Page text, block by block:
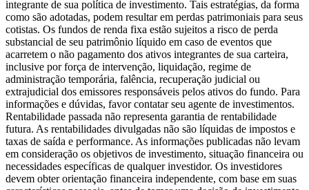
integrante de sua política de investimento. Tais estratégias, da forma
como são adotadas, podem resultar em perdas patrimoniais para seus
cotistas. Os fundos de renda fixa estão sujeitos a risco de perda
substancial de seu patrimônio líquido em caso de eventos que
acarretem o não pagamento dos ativos integrantes de sua carteira,
inclusive por força de intervenção, liquidação, regime de
administração temporária, falência, recuperação judicial ou
extrajudicial dos emissores responsáveis pelos ativos do fundo. Para
informações e dúvidas, favor contatar seu agente de investimentos.
Rentabilidade passada não representa garantia de rentabilidade
futura. As rentabilidades divulgadas não são líquidas de impostos e
taxas de saída e performance. As informações publicadas não levam
em consideração os objetivos de investimento, situação financeira ou
necessidades específicas de qualquer investidor. Os investidores
devem obter orientação financeira independente, com base em suas